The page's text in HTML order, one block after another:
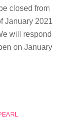
closed from
January 2021
will respond
on January